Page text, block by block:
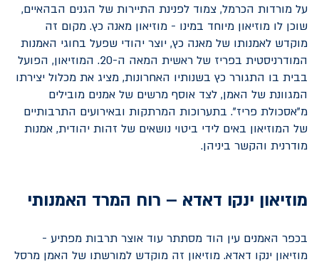
על מורדות הכרמל, צמוד לפנינת התיירות של הגנים הבהאיים,
שוכן לו מוזיאון מיוחד במינו - מוזיאון מאנה כץ. מקום זה
מוקדש לאמנותו של מאנה כץ, יוצר יהודי שפעל בחוגי האמנות
המודרניסטית בפריז של ראשית המאה ה-20. המוזיאון, הפועל
בבית בו התגורר כץ בשנותיו האחרונות, מציג את מכלול יצירתו
המגוונת של האמן, לצד אוסף מרשים של אמנים מובילים
מ"אסכולת פריז". בתערוכות המרתקות ובאירועים התרבותיים
של המוזיאון באים לידי ביטוי נושאים של זהות יהודית, אמנות
מודרנית והקשר ביניהן.
מוזיאון ינקו דאדא – רוח המרד האמנותי
בכפר האמנים עין הוד מסתתר עוד אוצר תרבות מפתיע -
מוזיאון ינקו דאדא. מוזיאון זה מוקדש למורשתו של האמן מרסל